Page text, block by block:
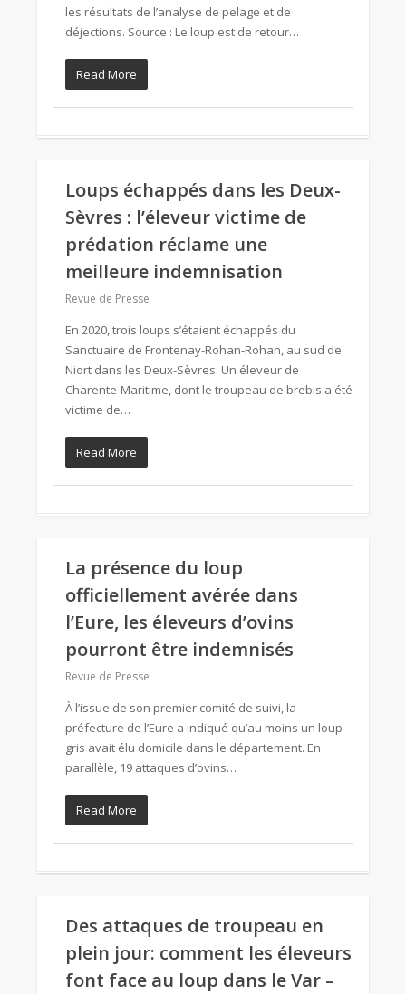
les résultats de l’analyse de pelage et de
déjections. Source : Le loup est de retour…
Read More
Loups échappés dans les Deux-
Sèvres : l’éleveur victime de
prédation réclame une
meilleure indemnisation
Revue de Presse
En 2020, trois loups s’étaient échappés du
Sanctuaire de Frontenay-Rohan-Rohan, au sud de
Niort dans les Deux-Sèvres. Un éleveur de
Charente-Maritime, dont le troupeau de brebis a été
victime de…
Read More
La présence du loup
officiellement avérée dans
l’Eure, les éleveurs d’ovins
pourront être indemnisés
Revue de Presse
À l’issue de son premier comité de suivi, la
préfecture de l’Eure a indiqué qu’au moins un loup
gris avait élu domicile dans le département. En
parallèle, 19 attaques d’ovins…
Read More
Des attaques de troupeau en
plein jour: comment les éleveurs
font face au loup dans le Var –